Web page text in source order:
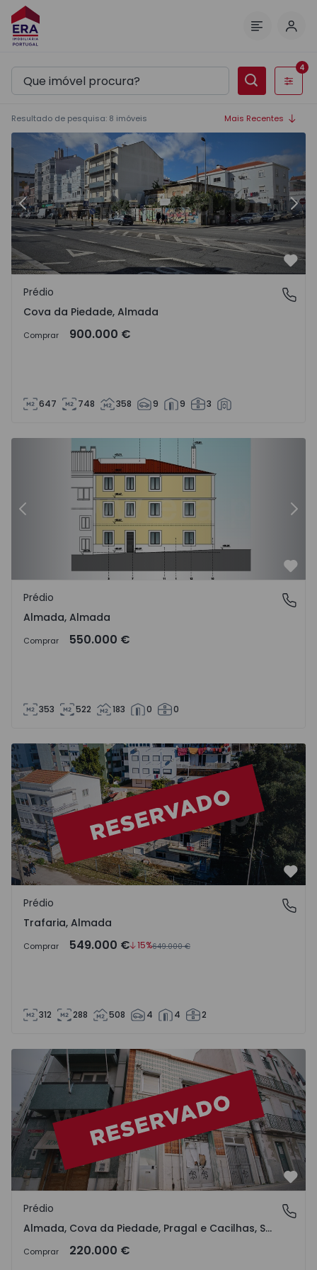
Filtros
4
Resultado de pesquisa: 8 imóveis Mais Recentes
Prédio Almada, Cova da Piedade - 1529388 - 7
Anterior
Cova da Piedade, Almada
Prédio
Cova da Piedade, Almada
Comprar 900.000 €
647 748 358 9 9 3
Prédio Almada, Almada - 1467926 - 5
Anterior
Almada, Almada
Prédio
Almada, Almada
Comprar 550.000 €
353 522 183 0 0
Prédio T20 Almada, Trafaria - 1458884 - 1
Trafaria, Almada
Prédio
Trafaria, Almada
Comprar 549.000 € 15%649.000 €
312 288 508 4 4 2
Prédio Almada, Almada, Cova da Piedade, Pragal e
Almada, Cova da Piedade, Pragal e Cacilhas, Setúbal
Prédio
Almada, Cova da Piedade, Pragal e Cacilhas, Setúbal
Comprar 220.000 €